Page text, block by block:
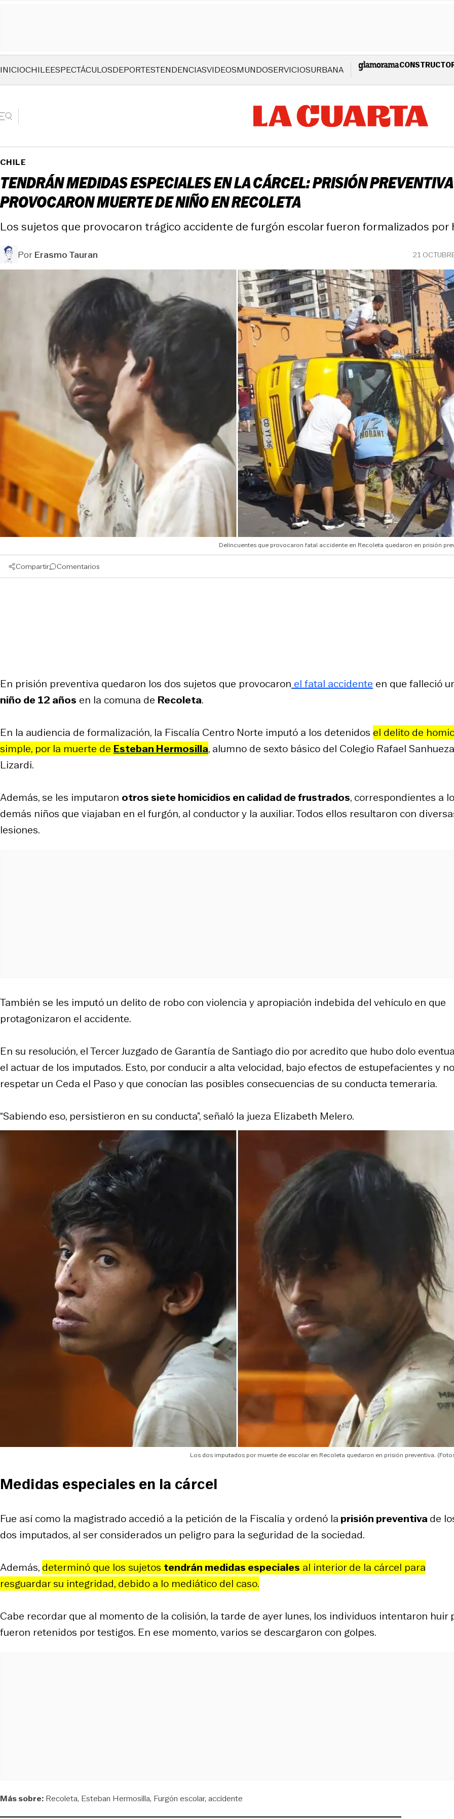
INICIOCHILEESPECTÁCULOSDEPORTESTENDENCIASVIDEOSMUNDOSERVICIOSURBANA
CHILE
TENDRÁN MEDIDAS ESPECIALES EN LA CÁRCEL: PRISIÓN
PROVOCARON MUERTE DE NIÑO EN RECOLETA
Los sujetos que provocaron trágico accidente de furgón escolar fueron formalizados
PorErasmo Tauran 21
Delincuentes que provocaron fatal accidente en Recoleta quedaron en prisión
Compartir Comentarios
En prisión preventiva quedaron los dos sujetos que provocaron el fatal accidente en que falleció
niño de 12 años en la comuna de Recoleta.
En la audiencia de formalización, la Fiscalía Centro Norte imputó a los detenidos el delito de
simple, por la muerte de Esteban Hermosilla, alumno de sexto básico del Colegio Rafael Sanhueza
Lizardi.
Además, se les imputaron otros siete homicidios en calidad de frustrados, correspondientes a
demás niños que viajaban en el furgón, al conductor y la auxiliar. Todos ellos resultaron con
lesiones.
También se les imputó un delito de robo con violencia y apropiación indebida del vehículo en que
protagonizaron el accidente.
En su resolución, el Tercer Juzgado de Garantía de Santiago dio por acredito que hubo dolo
el actuar de los imputados. Esto, por conducir a alta velocidad, bajo efectos de estupefacientes y no
respetar un Ceda el Paso y que conocían las posibles consecuencias de su conducta temeraria.
“Sabiendo eso, persistieron en su conducta”, señaló la jueza Elizabeth Melero.
Los dos imputados por muerte de escolar en Recoleta quedaron en prisión preventiva.
Medidas especiales en la cárcel
Fue así como la magistrado accedió a la petición de la Fiscalía y ordenó la prisión preventivade
dos imputados, al ser considerados un peligro para la seguridad de la sociedad.
Además, determinó que los sujetos tendrán medidas especiales al interior de la cárcel para
resguardar su integridad, debido a lo mediático del caso.
Cabe recordar que al momento de la colisión, la tarde de ayer lunes, los individuos intentaron huir
fueron retenidos por testigos. En ese momento, varios se descargaron con golpes.
Más sobre: Recoleta Esteban Hermosilla Furgón escolar accidente